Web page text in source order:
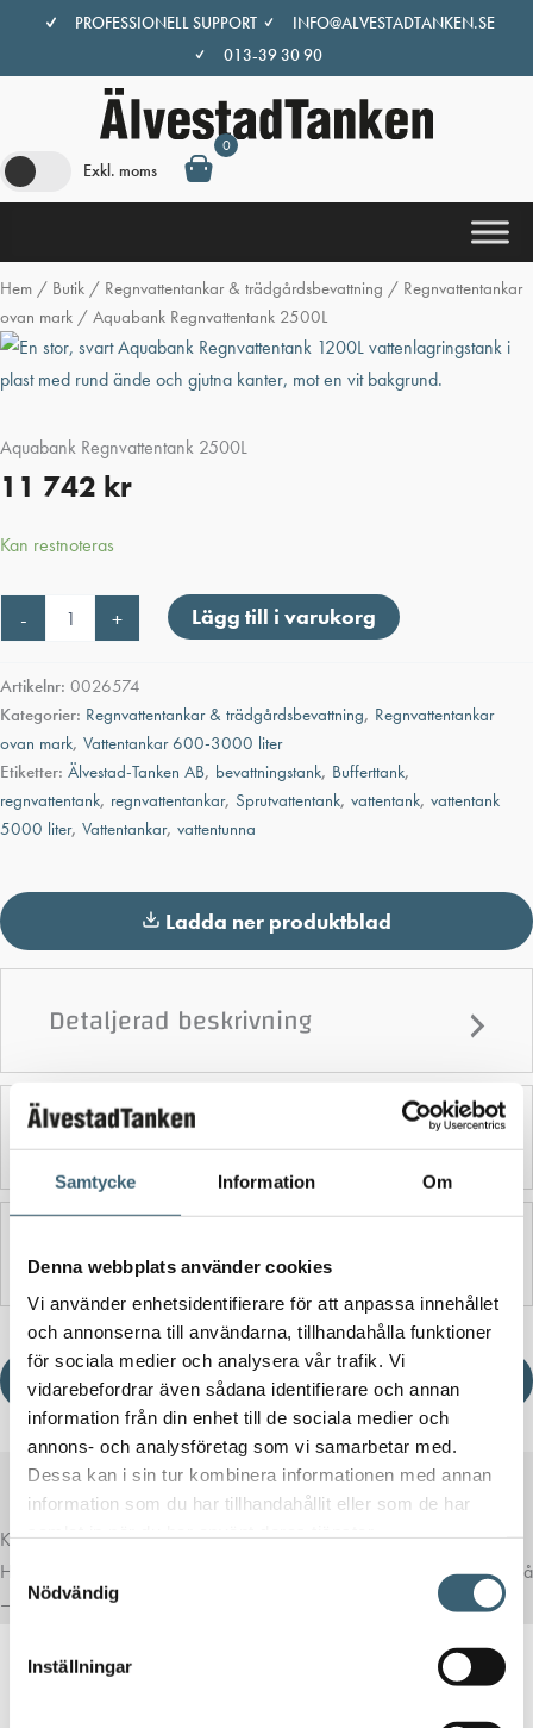
Samtycke Information Om
Denna webbplats använder cookies
Vi använder enhetsidentifierare för att anpassa innehållet
och annonserna till användarna, tillhandahålla funktioner
för sociala medier och analysera vår trafik. Vi
vidarebefordrar även sådana identifierare och annan
information från din enhet till de sociala medier och
annons- och analysföretag som vi samarbetar med.
Dessa kan i sin tur kombinera informationen med annan
information som du har tillhandahållit eller som de har
Samtyckesval
Nödvändig
Inställningar
innehåll
PROFESSIONELL SUPPORT
INFO@ALVESTADTANKEN.SE
013-39 30 90
Exkl. moms
0
Hem / Butik / Regnvattentankar & trädgårdsbevattning / Regnvattentankar
ovan mark / Aquabank Regnvattentank 2500L
Aquabank Regnvattentank 2500L
11 742 kr
Kan restnoteras
-
Regnvattentank
mängd
+ Lägg till i varukorg
Artikelnr: 0026574
Kategorier: Regnvattentankar & trädgårdsbevattning, Regnvattentankar
ovan mark, Vattentankar 600-3000 liter
Etiketter: Älvestad-Tanken AB, bevattningstank, Bufferttank,
regnvattentank, regnvattentankar, Sprutvattentank, vattentank, vattentank
5000 liter, Vattentankar, vattentunna
Ladda ner produktblad
Detaljerad beskrivning
Ytterligare information
Produktblad
Ladda ner produktblad
Komplettera med rätt tillval
Här har vi samlat produkter som ofta passar bra ihop med det du tittar på
– för en mer komplett lösning.